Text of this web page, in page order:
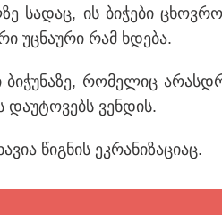
სა­დაც, ის ბი­ჭე­ბი
უც­ნა­უ­რი რამ ხდე­ბა.
ბი­ჭუ­ნა­ზე, რო­მე­ლიც
და­უ­ტო­ვებს ვენ­დის.
წიგ­ნის ეკ­რა­ნი­ზა­ცი­აც.